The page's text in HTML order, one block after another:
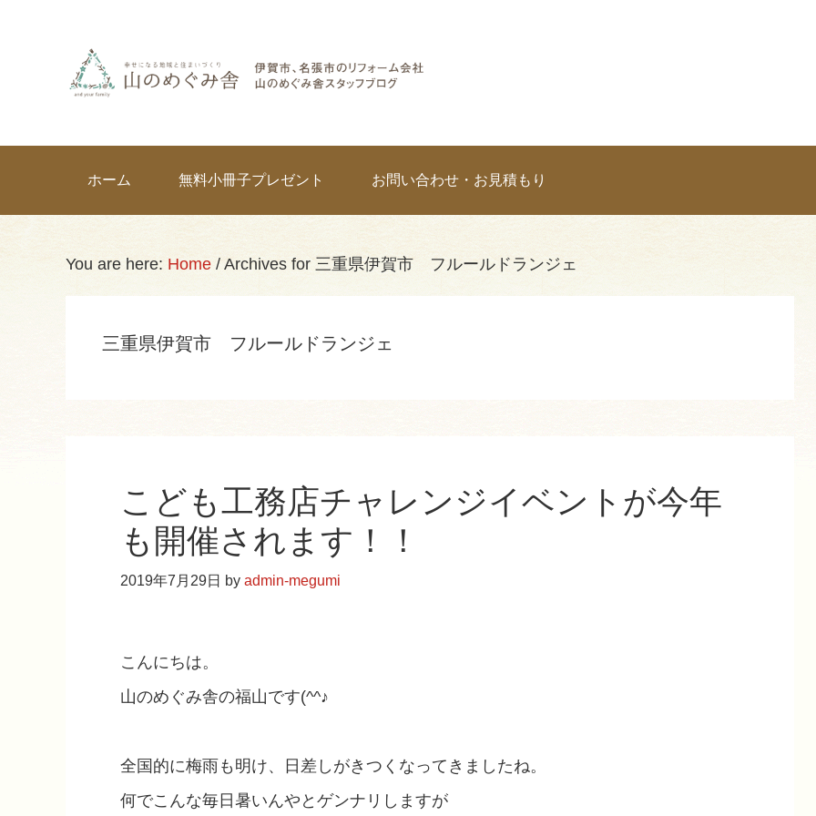
navigation
navigationホーム 無料小冊子プレゼント お問い合わせ・お見積もり
You are here: Home / Archives for 三重県伊賀市 フルールドランジェ
三重県伊賀市 フルールドランジェ
こども工務店チャレンジイベントが今年
も開催されます！！
2019年7月29日 by admin-megumi
こんにちは。
山のめぐみ舎の福山です(^^♪
全国的に梅雨も明け、日差しがきつくなってきましたね。
何でこんな毎日暑いんやとゲンナリしますが